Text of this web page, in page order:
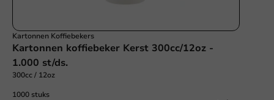
Kartonnen Koffiebekers
Kartonnen koffiebeker Kerst 300cc/12oz -
1.000 st/ds.
300cc / 12oz
1000 stuks